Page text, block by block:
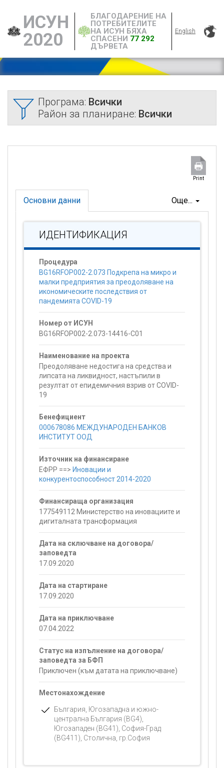
ИСУН
2020
БЛАГОДАРЕНИЕ НА
ПОТРЕБИТЕЛИТЕ
НА ИСУН БЯХА
СПАСЕНИ 77 292
ДЪРВЕТА
English
Програма: Всички
Район за планиране: Всички
Print
Още...
Основни данни
ИДЕНТИФИКАЦИЯ
Процедура
BG16RFOP002-2.073 Подкрепа на микро и
малки предприятия за преодоляване на
икономическите последствия от
пандемията COVID-19
Номер от ИСУН
BG16RFOP002-2.073-14416-C01
Наименование на проекта
Преодоляване недостига на средства и
липсата на ликвидност, настъпили в
резултат от епидемичния взрив от COVID-
19
Бенефициент
000678086 МЕЖДУНАРОДЕН БАНКОВ
ИНСТИТУТ ООД
Източник на финансиране
ЕФРР ==> Иновации и
конкурентоспособност 2014-2020
Финансираща организация
177549112 Министерство на иновациите и
дигиталната трансформация
Дата на сключване на договора/
заповедта
17.09.2020
Дата на стартиране
17.09.2020
Дата на приключване
07.04.2022
Статус на изпълнение на договора/
заповедта за БФП
Приключен (към датата на приключване)
Местонахождение
България, Югозападна и южно-
централна България (BG4),
Югозападен (BG41), София-Град
(BG411), Столична, гр.София